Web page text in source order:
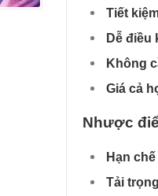
Tiết
Dễ điều
Không
Giá cả
Nhược
Hạn
Tải